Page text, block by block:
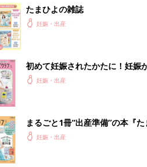
たまひよの雑誌
妊娠・出産
初めて妊娠されたかたに！妊娠
ったら最初に読む本『初めてのた
妊娠・出産
まるごと1冊“出産準備”の本『た
クラブ 夏号』〈スペシャル大特
妊娠・出産